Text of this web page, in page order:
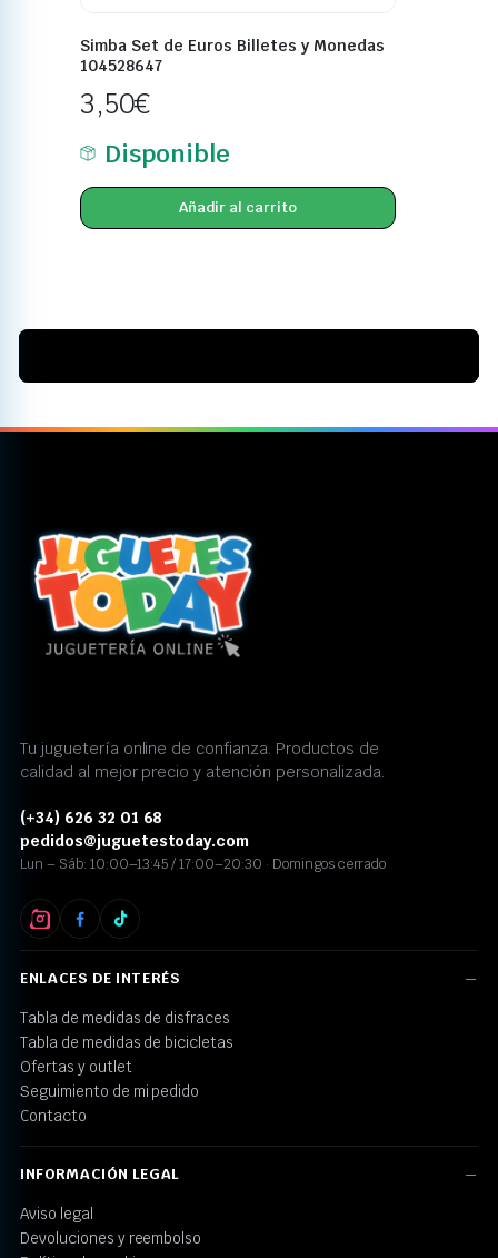
Simba Set de Euros Billetes y Monedas
104528647
3,50€
Disponible
Añadir al carrito
Tu juguetería online de confianza. Productos de
calidad al mejor precio y atención personalizada.
(+34) 626 32 01 68
pedidos@juguetestoday.com
Lun – Sáb: 10:00–13:45 / 17:00–20:30 · Domingos cerrado
ENLACES DE INTERÉS
Tabla de medidas de disfraces
Tabla de medidas de bicicletas
Ofertas y outlet
Seguimiento de mi pedido
Contacto
INFORMACIÓN LEGAL
Aviso legal
Devoluciones y reembolso